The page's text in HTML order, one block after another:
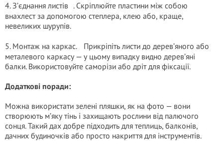
4. З’єднання листів . Скріплюйте пластини між собою
внахлест за допомогою степлера, клею або, краще,
невеликих шурупів.
5. Монтаж на каркас. Прикріпіть листи до дерев’яного або
металевого каркасу — у цьому випадку видно дерев’яні
балки. Використовуйте саморізи або дріт для фіксації.
Додаткові поради:
Можна використати зелені пляшки, як на фото — вони
створюють м’яку тінь і захищають рослини від палючого
сонця. Такий дах добре підходить для теплиць, балконів,
дачних будиночків або просто накриття для інструментів.